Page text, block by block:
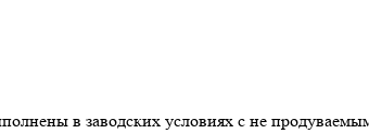
в заводских условиях с не